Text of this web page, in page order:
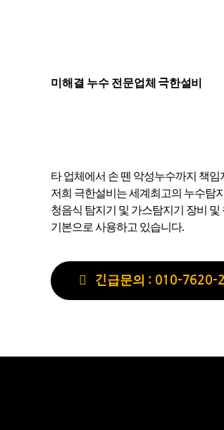
미해결 누수 전문업체 극한설비
타 업체에서 손 뗀 악성누수까지 책
저희 극한설비는 세계최고의 누수탐
청음식 탐지기 및 가스탐지기 장비
기본으로 사용하고 있습니다.
긴급문의 : 010-7620-